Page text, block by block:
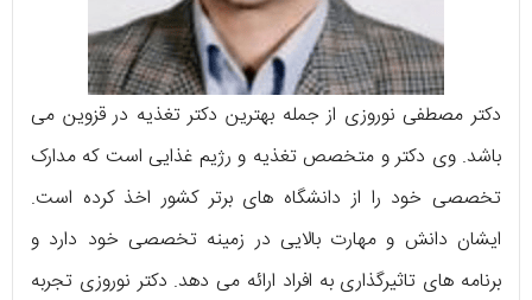
دکتر مصطفی نوروزی از جمله بهترین دکتر تغذیه در قزوین می
باشد. وی دکتر و متخصص تغذیه و رژیم غذایی است که مدارک
تخصصی خود را از دانشگاه های برتر کشور اخذ کرده است.
ایشان دانش و مهارت بالایی در زمینه تخصصی خود دارد و
برنامه های تاثیرگذاری به افراد ارائه می دهد. دکتر نوروزی تجربه